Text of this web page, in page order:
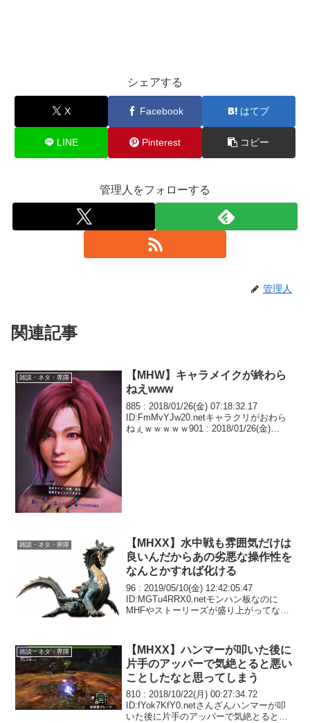
シェアする
X Facebook はてブ
LINE Pinterest コピー
管理人をフォローする
管理人
関連記事
雑談・ネタ・界隈
【MHW】キャラメイクが終わら
ねえwww
885 : 2018/01/26(金) 07:18:32.17
ID:FmMvYJw20.netキャラクリがおわら
ねぇｗｗｗｗｗ901 : 2018/01/26(金)
雑談・ネタ・界隈
【MHXX】水中戦も雰囲気だけは
良いんだからあの劣悪な操作性を
なんとかすれば化ける
96 : 2019/05/10(金) 12:42:05.47
ID:MGTu4RRX0.netモンハン板なのに
MHFやストーリーズが盛り上がってない
雑談・ネタ・界隈
【MHXX】ハンマーが叩いた後に
片手のアッパーで気絶とると悪い
ことしたなと思ってしまう
810 : 2018/10/22(月) 00:27:34.72
ID:fYok7KfY0.netさんざんハンマーが叩
いた後に片手のアッパーで気絶とると悪